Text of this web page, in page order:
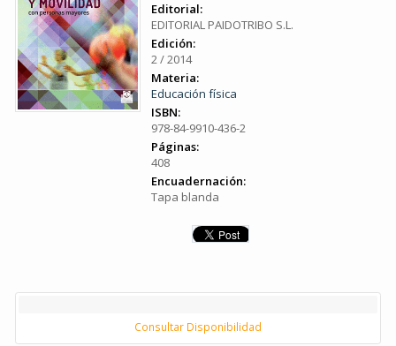
Editorial:
EDITORIAL PAIDOTRIBO S.L.
Edición:
2 / 2014
Materia:
Educación física
ISBN:
978-84-9910-436-2
Páginas:
408
Encuadernación:
Tapa blanda
Consultar Disponibilidad